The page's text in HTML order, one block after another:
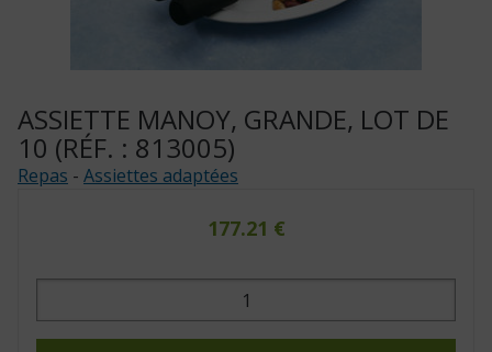
ASSIETTE MANOY, GRANDE, LOT DE
10 (RÉF. : 813005)
Repas - Assiettes adaptées
177.21 €
quantité
Assiette